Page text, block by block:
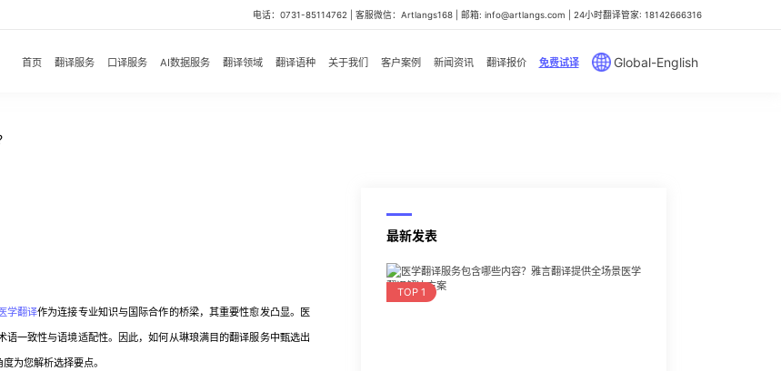
电话：0731-85114762 | 客服微信：Artlangs168 | 邮箱: info@artlangs.com | 24小时翻译管家: 18142666316
首页 翻译服务 口译服务 AI数据服务 翻译领域 翻译语种 关于我们 客户案例 新闻资讯 翻译报价 免费试译 Global-English
医学翻译作为连接专业知识与国际合作的桥梁，其重要性愈发凸显。医
一致性与语境适配性。因此，如何从琳琅满目的翻译服务中甄选出
为您解析选择要点。
最新发表
TOP 1